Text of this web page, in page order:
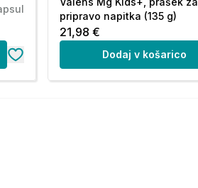
pripravo napitka (135 g)
21,98 €
Dodaj v košarico